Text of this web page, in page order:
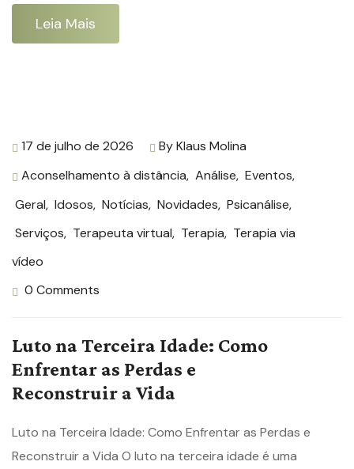
Leia Mais
17 de julho de 2026 ByKlaus Molina
Aconselhamento à distância, Análise, Eventos,
Geral, Idosos, Notícias, Novidades, Psicanálise,
Serviços, Terapeuta virtual, Terapia, Terapia via
vídeo
0 Comments
Luto na Terceira Idade: Como
Enfrentar as Perdas e
Reconstruir a Vida
Luto na Terceira Idade: Como Enfrentar as Perdas e
Reconstruir a Vida O luto na terceira idade é uma